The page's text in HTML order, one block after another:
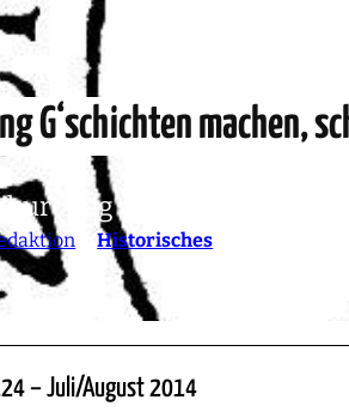
G‘schichten machen,
von Zenzl
inHistorisches
– Juli/August 2014